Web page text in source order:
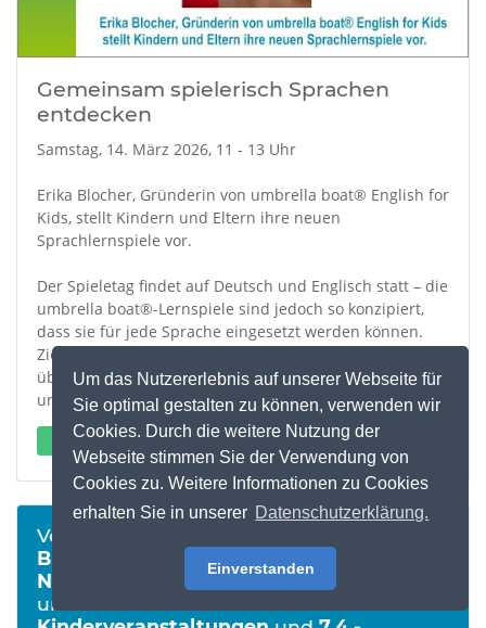
Um das Nutzererlebnis auf unserer Webseite für
Sie optimal gestalten zu können, verwenden wir
Cookies. Durch die weitere Nutzung der
Webseite stimmen Sie der Verwendung von
Cookies zu. Weitere Informationen zu Cookies
erhalten Sie in unserer Datenschutzerklärung.
Einverstanden
Gemeinsam spielerisch Sprachen
entdecken
Samstag, 14. März 2026, 11 - 13 Uhr
Erika Blocher, Gründerin von umbrella boat® English for
Kids, stellt Kindern und Eltern ihre neuen
Sprachlernspiele vor.
Der Spieletag findet auf Deutsch und Englisch statt – die
umbrella boat®-Lernspiele sind jedoch so konzipiert,
dass sie für jede Sprache eingesetzt werden können.
Ziel der liebevoll gestalteten Brettspiele ist es, Kindern
über das Hören einen intuitiven Zugang zu Wortschatz
und Sprache zu ermöglichen.
Externen Link öffnen
Veröffentlicht in:
Bücherflohmarktund
7.2 - Bibliothek
News & Erwachsenenveranstaltungen
und